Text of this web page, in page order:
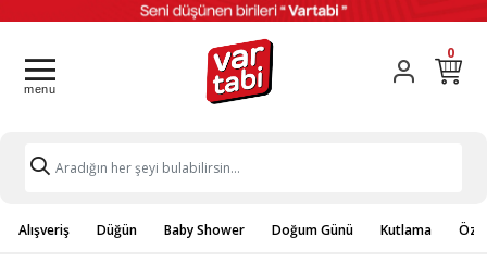
0
Alışveriş Düğün Baby Shower Doğum Günü Kutlama